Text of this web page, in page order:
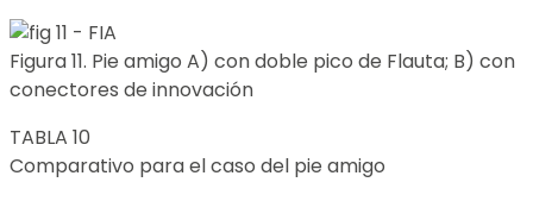
Figura 11. Pie amigo A) con doble pico de Flauta; B) con
conectores de innovación
TABLA 10
Comparativo para el caso del pie amigo